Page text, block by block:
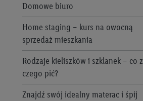
PARKSIDE®
Silvercrest
Domowe biuro
Home staging – kurs na owocną
sprzedaż mieszkania
Rodzaje kieliszków i szklanek – co z
czego pić?
Znajdź swój idealny materac i śpij